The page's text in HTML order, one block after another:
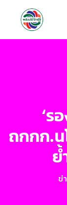
‘ร
ถกกก.น
ย้
ข่